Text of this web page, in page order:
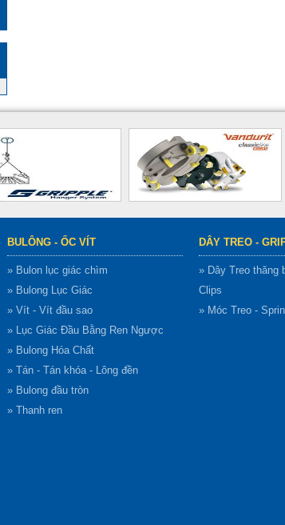
BULÔNG - ỐC VÍT
» Bulon lục giác chìm
» Bulong Lục Giác
» Vít - Vít đầu sao
» Lục Giác Đầu Bằng Ren Ngược
» Bulong Hóa Chất
» Tán - Tán khóa - Lông đền
» Bulong đầu tròn
» Thanh ren
DÂY TREO -
» Dây Treo thăng
Clips
» Móc Treo -